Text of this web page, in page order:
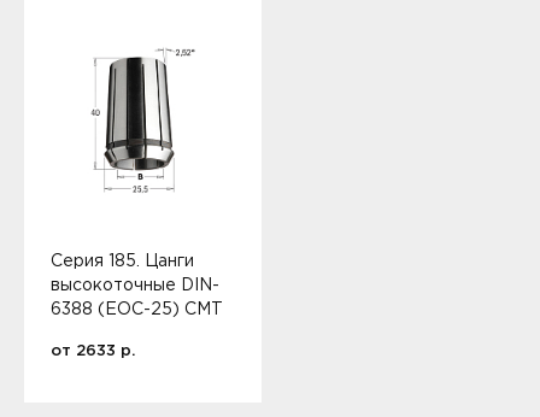
Серия 185. Цанги
высокоточные DIN-
6388 (EOC-25) CMT
от 2633 р.